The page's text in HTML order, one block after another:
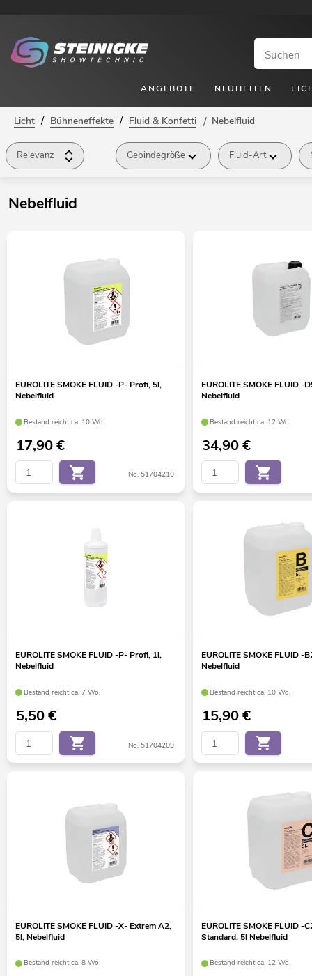
ANGEBOTE NEUHEITEN
Licht / Bühneneffekte / Fluid & Konfetti / Nebelfluid
Relevanz Gebindegröße Fluid-Art
Nebelfluid
EUROLITE SMOKE FLUID -P- Profi, 5l,
Nebelfluid
Bestand reicht ca. 10 Wo.
17,90€
No. 51704210
EUROLITE SMOKE FLUID -
Nebelfluid
Bestand reicht ca. 12 Wo.
34,90€
EUROLITE SMOKE FLUID -P- Profi, 1l,
Nebelfluid
Bestand reicht ca. 7 Wo.
5,50€
No. 51704209
EUROLITE SMOKE FLUID -
Nebelfluid
Bestand reicht ca. 10 Wo.
15,90€
EUROLITE SMOKE FLUID -X- Extrem A2,
5l, Nebelfluid
Bestand reicht ca. 8 Wo.
EUROLITE SMOKE FLUID -
Standard, 5l Nebelfluid
Bestand reicht ca. 12 Wo.